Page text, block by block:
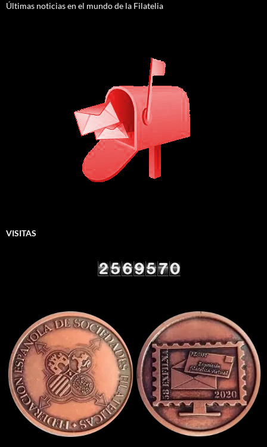
Últimas noticias en el mundo de la Filatelia
VISITAS